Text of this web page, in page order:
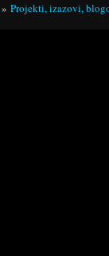
» Projekti, izazovi,